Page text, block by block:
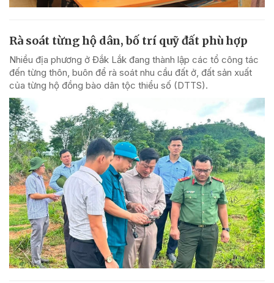
Rà soát từng hộ dân, bố trí quỹ đất phù hợp
Nhiều địa phương ở Đắk Lắk đang thành lập các tổ công tác
đến từng thôn, buôn để rà soát nhu cầu đất ở, đất sản xuất
của từng hộ đồng bào dân tộc thiểu số (DTTS).